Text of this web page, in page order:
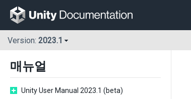
Version: 2023.1
매뉴얼
Unity User Manual 2023.1 (beta)